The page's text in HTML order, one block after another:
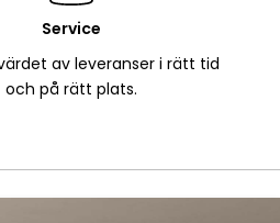
Service
av leveranser i rätt tid
och på rätt plats.